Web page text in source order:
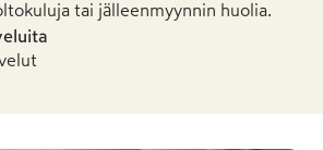
tai jälleenmyynnin huolia.